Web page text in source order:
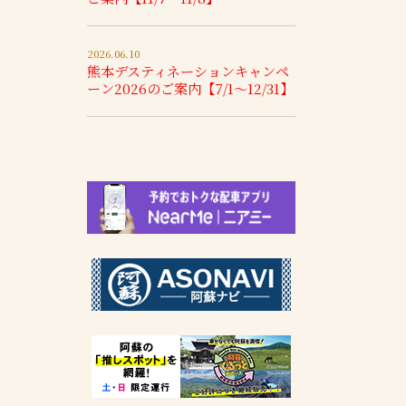
2026.06.10
熊本デスティネーションキャンペ
ーン2026のご案内【7/1～12/31】